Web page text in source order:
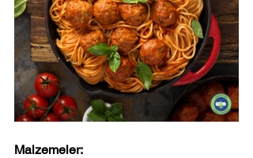
Malzemeler: